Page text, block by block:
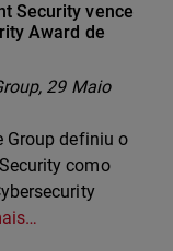
Security vence
Award de
29 Maio
Group definiu o
como